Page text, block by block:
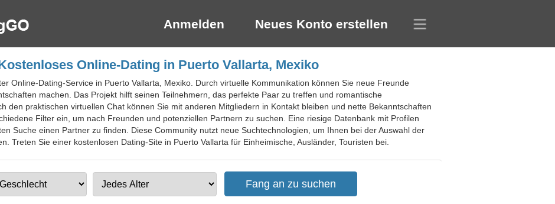
Anmelden Neues Konto erstellen
Online-Dating in Puerto Vallarta, Mexiko
Online-Dating-Service in Puerto Vallarta, Mexiko. Durch virtuelle Kommunikation können Sie neue Freunde
machen. Das Projekt hilft seinen Teilnehmern, das perfekte Paar zu treffen und romantische
den praktischen virtuellen Chat können Sie mit anderen Mitgliedern in Kontakt bleiben und nette Bekanntschaften
Filter ein, um nach Freunden und potenziellen Partnern zu suchen. Eine riesige Datenbank mit Profilen
Suche einen Partner zu finden. Diese Community nutzt neue Suchtechnologien, um Ihnen bei der Auswahl der
Treten Sie einer kostenlosen Dating-Site in Puerto Vallarta für Einheimische, Ausländer, Touristen bei.